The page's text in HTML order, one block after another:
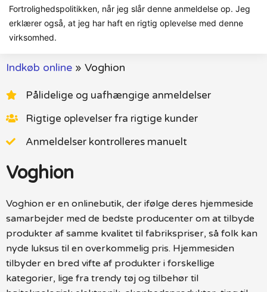
Fortrolighedspolitikken, når jeg slår denne anmeldelse op. Jeg
erklærer også, at jeg har haft en rigtig oplevelse med denne
virksomhed.
Indkøb online » Voghion
Pålidelige og uafhængige anmeldelser
Rigtige oplevelser fra rigtige kunder
Anmeldelser kontrolleres manuelt
Voghion
Voghion er en onlinebutik, der ifølge deres hjemmeside
samarbejder med de bedste producenter om at tilbyde
produkter af samme kvalitet til fabrikspriser, så folk kan
nyde luksus til en overkommelig pris. Hjemmesiden
tilbyder en bred vifte af produkter i forskellige
kategorier, lige fra trendy tøj og tilbehør til